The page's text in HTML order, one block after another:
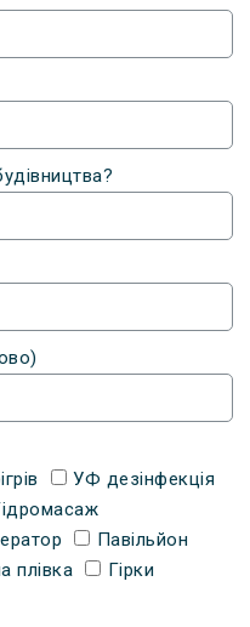
УФ дезінфекція
Павільйон
плівка
Гірки